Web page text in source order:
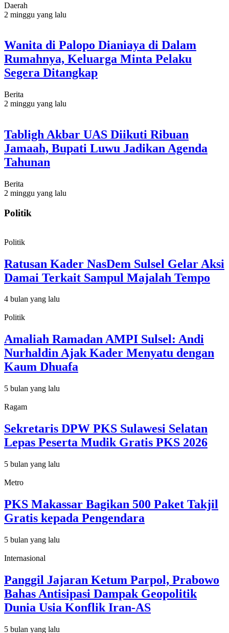
Daerah
2 minggu yang lalu
Wanita di Palopo Dianiaya di Dalam
Rumahnya, Keluarga Minta Pelaku
Segera Ditangkap
Berita
2 minggu yang lalu
Tabligh Akbar UAS Diikuti Ribuan
Jamaah, Bupati Luwu Jadikan Agenda
Tahunan
Berita
2 minggu yang lalu
Politik
Politik
Ratusan Kader NasDem Sulsel Gelar Aksi
Damai Terkait Sampul Majalah Tempo
4 bulan yang lalu
Politik
Amaliah Ramadan AMPI Sulsel: Andi
Nurhaldin Ajak Kader Menyatu dengan
Kaum Dhuafa
5 bulan yang lalu
Ragam
Sekretaris DPW PKS Sulawesi Selatan
Lepas Peserta Mudik Gratis PKS 2026
5 bulan yang lalu
Metro
PKS Makassar Bagikan 500 Paket Takjil
Gratis kepada Pengendara
5 bulan yang lalu
Internasional
Panggil Jajaran Ketum Parpol, Prabowo
Bahas Antisipasi Dampak Geopolitik
Dunia Usia Konflik Iran-AS
5 bulan yang lalu